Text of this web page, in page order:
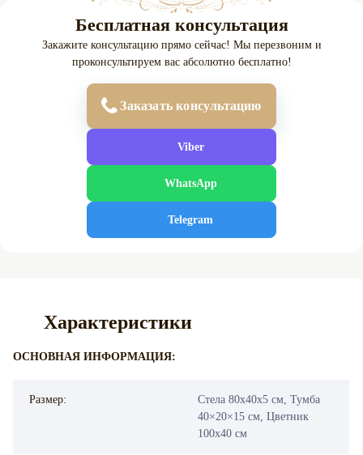
Бесплатная консультация
Закажите консультацию прямо сейчас! Мы перезвоним и
проконсультируем вас абсолютно бесплатно!
Заказать консультацию
Viber
WhatsApp
Telegram
Характеристики
ОСНОВНАЯ ИНФОРМАЦИЯ:
Размер:
Стела 80х40х5 см, Тумба
40×20×15 см, Цветник
100х40 см